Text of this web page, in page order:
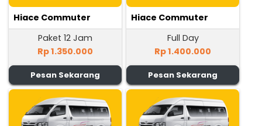
Hiace Commuter
Paket 12 Jam
Rp 1.350.000
Pesan Sekarang
Hiace Commuter
Full Day
Rp 1.400.000
Pesan Sekarang